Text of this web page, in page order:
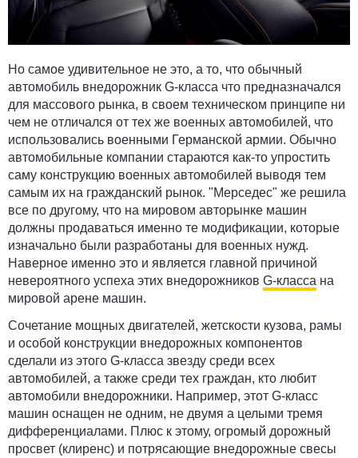
Но самое удивительное не это, а то, что обычный
автомобиль внедорожник G-класса что предназначался
для массового рынка, в своем техническом принципе ни
чем не отличался от тех же военных автомобилей, что
использовались военными Германской армии. Обычно
автомобильные компании стараются как-то упростить
саму конструкцию военных автомобилей выводя тем
самым их на гражданский рынок. "Мерседес" же решила
все по другому, что на мировом авторынке машин
должны продаваться именно те модификации, которые
изначально были разработаны для военных нужд.
Наверное именно это и является главной причиной
невероятного успеха этих внедорожников G-класса на
мировой арене машин.
Сочетание мощных двигателей, жетскости кузова, рамы
и особой конструкции внедорожных компонентов
сделали из этого G-класса звезду среди всех
автомобилей, а также среди тех граждан, кто любит
автомобили внедорожники. Например, этот G-класс
машин оснащен не одним, не двумя а целыми тремя
дифференциалами. Плюс к этому, огромый дорожный
просвет (клиренс) и потрясающие внедорожные свесы